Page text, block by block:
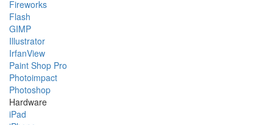
Fireworks
Flash
GIMP
Illustrator
IrfanView
Paint Shop Pro
Photoimpact
Photoshop
Hardware
iPad